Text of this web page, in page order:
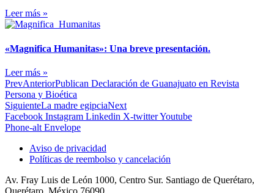
Leer más »
«Magnifica Humanitas»: Una breve presentación.
Leer más »
PrevAnteriorPublican Declaración de Guanajuato en Revista
Persona y Bioética
SiguienteLa madre egipciaNext
Facebook Instagram Linkedin X-twitterYoutube
Phone-alt Envelope
Aviso de privacidad
Políticas de reembolso y cancelación
Av. Fray Luis de León 1000, Centro Sur. Santiago de Querétaro,
Querétaro. México 76090